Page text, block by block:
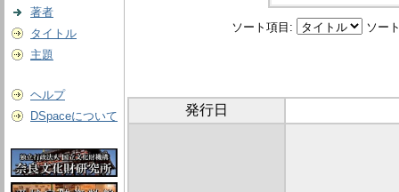
著者
タイトル
主題
ヘルプ
DSpaceについて
ソート項目: ソー
発行日